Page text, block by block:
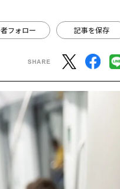
フォロー 記事を保存